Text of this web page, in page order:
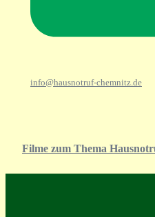
info@hausnotruf-chemnitz.de
Filme zum Thema